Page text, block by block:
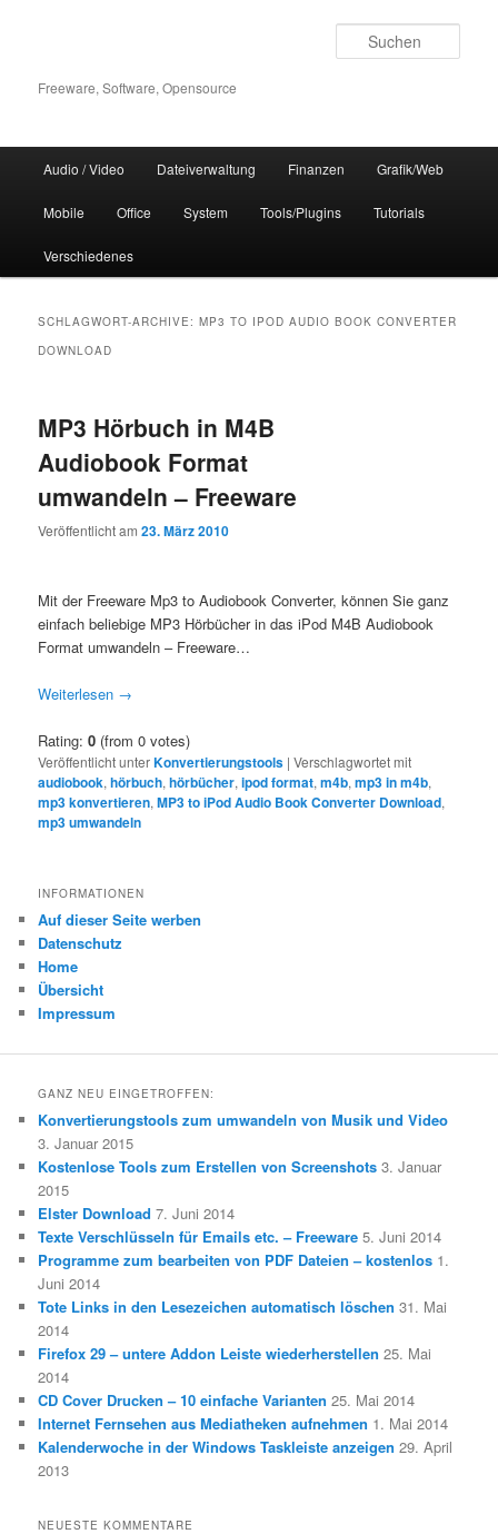
wechselnFreeware, Software, Opensource
Audio / Video Dateiverwaltung Finanzen Grafik/Web
Mobile Office System Tools/Plugins Tutorials
Verschiedenes
SCHLAGWORT-ARCHIVE:MP3 TO IPOD AUDIO BOOK CONVERTER
DOWNLOAD
MP3 Hörbuch in M4B
Audiobook Format
umwandeln – Freeware
Veröffentlicht am23. März 2010
Mit der Freeware Mp3 to Audiobook Converter, können Sie ganz
einfach beliebige MP3 Hörbücher in das iPod M4B Audiobook
Format umwandeln – Freeware…
Weiterlesen →
Rating:0 (from 0 votes)
Veröffentlicht unterKonvertierungstools |Verschlagwortet mit
audiobook,hörbuch,hörbücher,ipod format,m4b,mp3 in m4b,
mp3 konvertieren,MP3 to iPod Audio Book Converter Download,
mp3 umwandeln
INFORMATIONEN
Auf dieser Seite werben
Datenschutz
Home
Übersicht
Impressum
GANZ NEU EINGETROFFEN:
Konvertierungstools zum umwandeln von Musik und Video
3. Januar 2015
Kostenlose Tools zum Erstellen von Screenshots 3. Januar
2015
Elster Download 7. Juni 2014
Texte Verschlüsseln für Emails etc. – Freeware 5. Juni 2014
Programme zum bearbeiten von PDF Dateien – kostenlos 1.
Juni 2014
Tote Links in den Lesezeichen automatisch löschen 31. Mai
2014
Firefox 29 – untere Addon Leiste wiederherstellen 25. Mai
2014
CD Cover Drucken – 10 einfache Varianten 25. Mai 2014
Internet Fernsehen aus Mediatheken aufnehmen 1. Mai 2014
Kalenderwoche in der Windows Taskleiste anzeigen 29. April
2013
NEUESTE KOMMENTARE